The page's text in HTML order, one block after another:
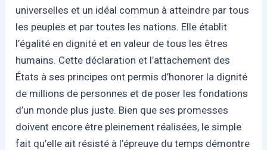
universelles et un idéal commun à atteindre par tous
les peuples et par toutes les nations. Elle établit
l’égalité en dignité et en valeur de tous les êtres
humains. Cette déclaration et l’attachement des
États à ses principes ont permis d’honorer la dignité
de millions de personnes et de poser les fondations
d’un monde plus juste. Bien que ses promesses
doivent encore être pleinement réalisées, le simple
fait qu’elle ait résisté à l’épreuve du temps démontre